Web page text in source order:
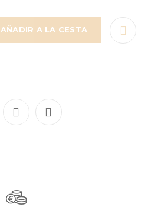
AÑADIR A LA CESTA